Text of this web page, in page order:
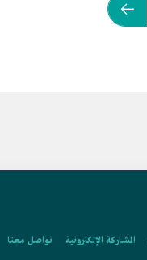
المشاركة الإلكترونية تواصل معنا